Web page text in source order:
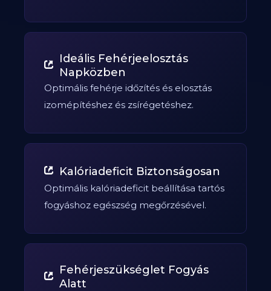
Ideális Fehérjeelosztás
Napközben
Optimális fehérje időzítés és elosztás
izomépítéshez és zsírégetéshez.
Kalóriadeficit Biztonságosan
Optimális kalóriadeficit beállítása tartós
fogyáshoz egészség megőrzésével.
Fehérjeszükséglet Fogyás
Alatt